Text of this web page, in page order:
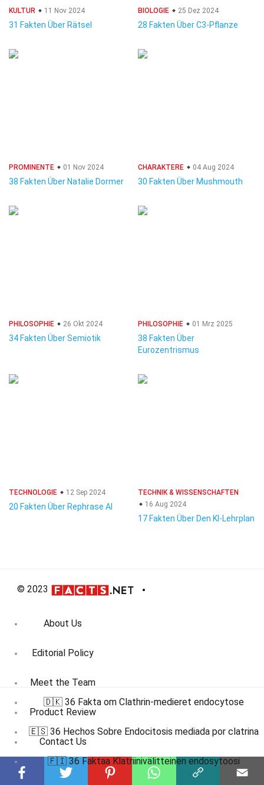
KULTUR 11 Nov 2024
31 Fakten Über Rätsel
BIOLOGIE 25 Dez 2024
28 Fakten Über C3-Pflanze
PROMINENTE 01 Nov 2024
38 Fakten Über Natalie Dormer
CHARAKTERE 04 Aug 2024
30 Fakten Über Mushmouth
PHILOSOPHIE 26 Okt 2024
34 Fakten Über Semiotik
PHILOSOPHIE 01 Mrz 2025
38 Fakten Über
Eurozentrismus
TECHNOLOGIE 12 Sep 2024
20 Fakten Über Rephrase AI
TECHNIK & WISSENSCHAFTEN
16 Aug 2024
17 Fakten Über Den KI-Lehrplan
© 2023
About Us
Editorial Policy
Meet the Team
Product Review
Contact Us
Write For Us
🇩🇰 36 Fakta om Clathrin-medieret endocytose
🇪🇸 36 Hechos Sobre Endocitosis mediada por clatrina
🇫🇮 36 Faktaa Klatriinivälitteinen endosytoosi